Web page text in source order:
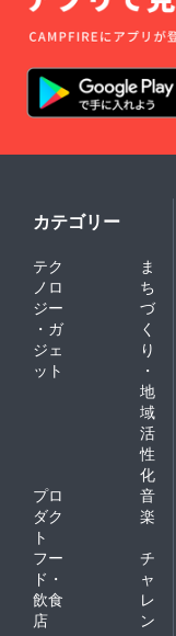
商品にしても
ガッツ工房さん
種のハンコも可
に完売しました
れ変わります。
作品をお披露目
さいね！とにか
ぎたサムトル！
で、壮大すぎる
できるのか？と
し（その為、後
断った。）大人
じことを考えた
た。という話も
た。できたこと
か？それとも想
それともチーム
か？正直わかり
善すべきことは
カテゴリー
テク
ノロ
ジー
・ガ
ジェ
ット
ま
ち
づ
く
り
・
地
域
活
性
化
プロ
ダク
ト
音
楽
フー
ド・
飲食
店
チ
ャ
レ
ン